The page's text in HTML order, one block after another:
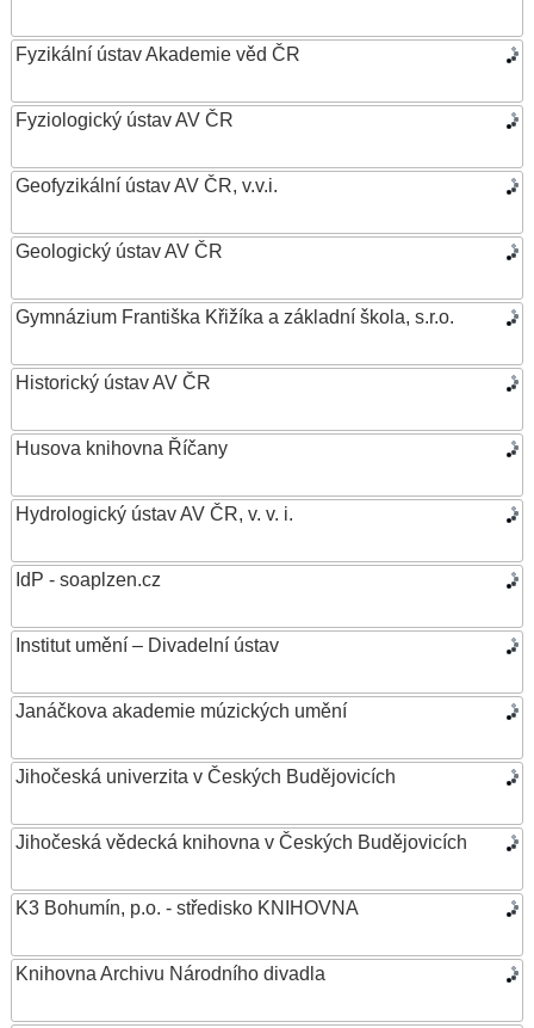
Fyzikální ústav Akademie věd ČR
Fyziologický ústav AV ČR
Geofyzikální ústav AV ČR, v.v.i.
Geologický ústav AV ČR
Gymnázium Františka Křižíka a základní škola, s.r.o.
Historický ústav AV ČR
Husova knihovna Říčany
Hydrologický ústav AV ČR, v. v. i.
IdP - soaplzen.cz
Institut umění – Divadelní ústav
Janáčkova akademie múzických umění
Jihočeská univerzita v Českých Budějovicích
Jihočeská vědecká knihovna v Českých Budějovicích
K3 Bohumín, p.o. - středisko KNIHOVNA
Knihovna Archivu Národního divadla